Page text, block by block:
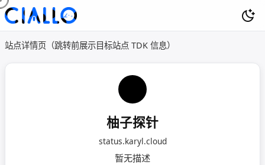
站点详情页（跳转前展示目标站点 TDK 信息）
柚子探针
status.karyl.cloud
暂无描述